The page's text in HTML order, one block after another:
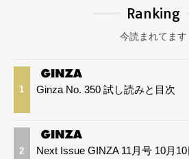
Ranking
今読まれてます
1 Ginza No. 350 試し読みと目次
2 Next Issue GINZA 11月号 10月